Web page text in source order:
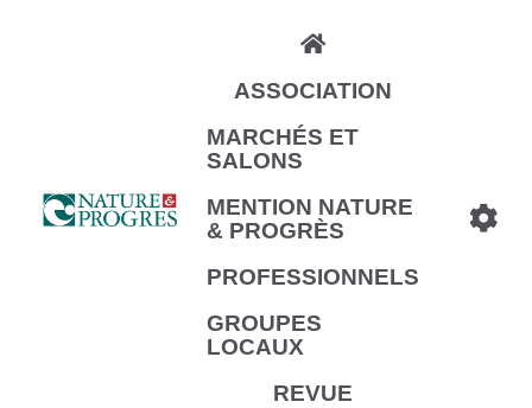
ASSOCIATION
MARCHÉS ET
SALONS
MENTION NATURE
& PROGRÈS
PROFESSIONNELS
GROUPES
LOCAUX
REVUE